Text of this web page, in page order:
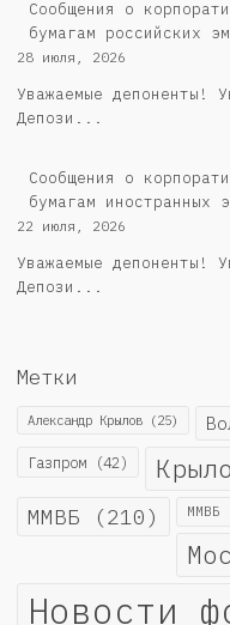
Cообщения о
бумагам российских
28 июля, 2026
Уважаемые депоненты!
Депози...
Сообщения о
бумагам иностранных
22 июля, 2026
Уважаемые депоненты!
Депози...
Метки
Александр Крылов (25)
Газпром (42)
ММВБ (210) ММВБ
Новости